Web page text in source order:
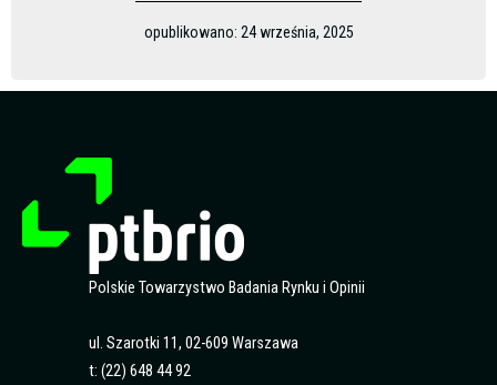
opublikowano: 24 września, 2025
Polskie Towarzystwo Badania Rynku i Opinii
ul. Szarotki 11, 02-609 Warszawa
t: (22) 648 44 92